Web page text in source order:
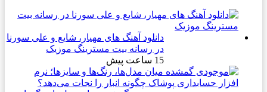
دانلود آهنگ های مهیار، شایع و علی سورنا
در رسانه بیت مسترینگ موزیک
15 ساعت پیش